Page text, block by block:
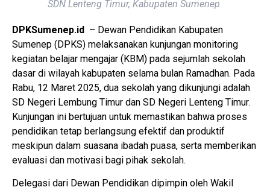
SDN Lenteng Timur, Kabupaten Sumenep.
DPKSumenep.id – Dewan Pendidikan Kabupaten
Sumenep (DPKS) melaksanakan kunjungan monitoring
kegiatan belajar mengajar (KBM) pada sejumlah sekolah
dasar di wilayah kabupaten selama bulan Ramadhan. Pada
Rabu, 12 Maret 2025, dua sekolah yang dikunjungi adalah
SD Negeri Lembung Timur dan SD Negeri Lenteng Timur.
Kunjungan ini bertujuan untuk memastikan bahwa proses
pendidikan tetap berlangsung efektif dan produktif
meskipun dalam suasana ibadah puasa, serta memberikan
evaluasi dan motivasi bagi pihak sekolah.
Delegasi dari Dewan Pendidikan dipimpin oleh Wakil